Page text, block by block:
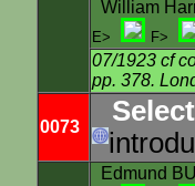
William
E> F>
07/1923 cf
pp. 378.
0073
Edmund